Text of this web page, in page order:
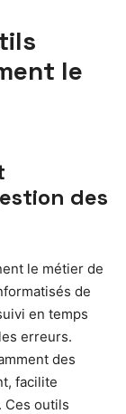
le
des
le métier de
de
en temps
erreurs.
des
facilite
Ces outils